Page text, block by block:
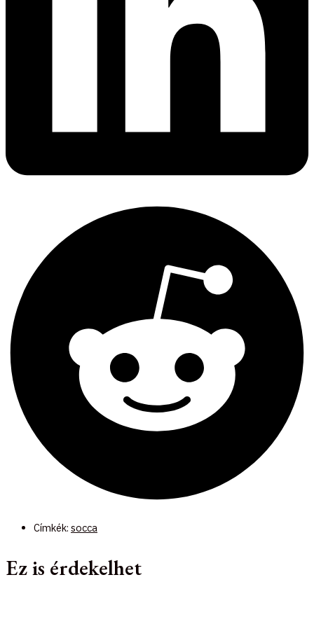
Címkék: socca
Ez is érdekelhet